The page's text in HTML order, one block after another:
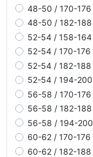
48-50 / 170-176
48-50 / 182-188
52-54 / 158-164
52-54 / 170-176
52-54 / 182-188
52-54 / 194-200
56-58 / 170-176
56-58 / 182-188
56-58 / 194-200
60-62 / 170-176
60-62 / 182-188